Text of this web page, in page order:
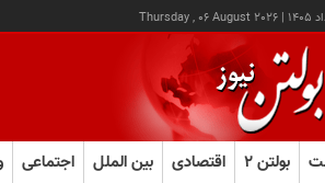
|
Thursday , 06 August 2026
بولتن ۲ اقتصادی بین الملل اجتماعی